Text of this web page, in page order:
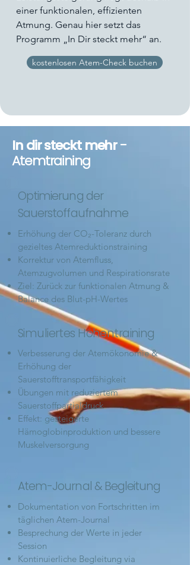
einer funktionalen, effizienten
Atmung. Genau hier setzt das
Programm „In Dir steckt mehr“ an.
kostenlosen Atem-Check buchen
In dir steckt mehr-
Atemtraining
Optimierung der
Sauerstoffaufnahme
Erhöhung der CO₂-Toleranz durch
gezieltes Atemreduktionstraining
Korrektur von Atemfluss,
Atemzugvolumen und Respirationsrate
Ziel: Zurück zur funktionalen Atmung &
Balance des Blut-pH-Wertes
Simuliertes Höhentraining
Verbesserung der Atemökonomie &
Erhöhung der
Sauerstofftransportfähigkeit
Übungen mit reduziertem
Sauerstoffpartialdruck
Effekt: gesteigerte
Hämoglobinproduktion und bessere
Muskelversorgung
Atem-Journal & Begleitung
Dokumentation von Fortschritten im
täglichen Atem-Journal
Besprechung der Werte in jeder
Session
Kontinuierliche Begleitung via